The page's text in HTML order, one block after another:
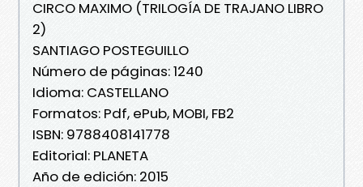
CIRCO MAXIMO (TRILOGÍA DE TRAJANO LIBRO
2)
SANTIAGO POSTEGUILLO
Número de páginas: 1240
Idioma: CASTELLANO
Formatos: Pdf, ePub, MOBI, FB2
ISBN: 9788408141778
Editorial: PLANETA
Año de edición: 2015